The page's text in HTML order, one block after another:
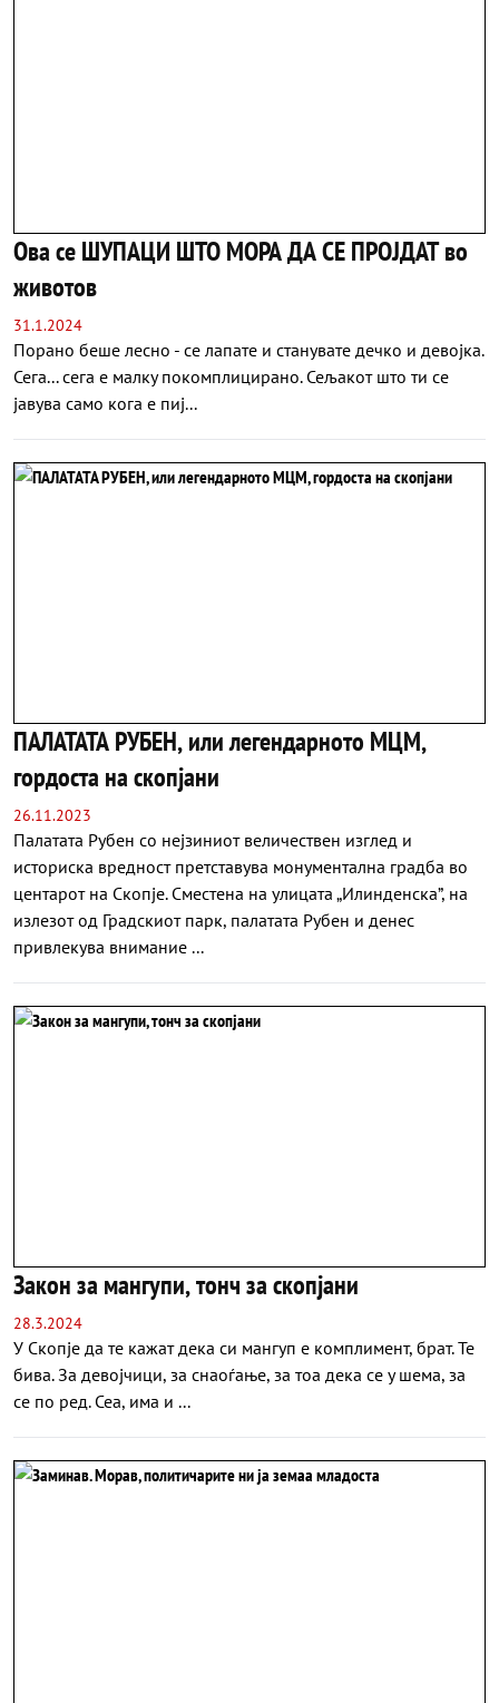
Ова се ШУПАЦИ ШТО МОРА ДА СЕ ПРОЈДАТ во
животов
31.1.2024
Порано беше лесно - се лапате и станувате дечко и девојка.
Сега... сега е малку покомплицирано. Сељакот што ти се
јавува само кога е пиј...
ПАЛАТАТА РУБЕН, или легендарното МЦМ,
гордоста на скопјани
26.11.2023
Палатата Рубен со нејзиниот величествен изглед и
историска вредност претставува монументална градба во
центарот на Скопје. Сместена на улицата „Илинденска”, на
излезот од Градскиот парк, палатата Рубен и денес
привлекува внимание ...
Закон за мангупи, тонч за скопјани
28.3.2024
У Скопје да те кажат дека си мангуп е комплимент, брат. Те
бива. За девојчици, за снаоѓање, за тоа дека се у шема, за
се по ред. Сеа, има и ...